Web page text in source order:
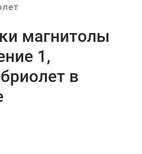
магнитолы
1,
в